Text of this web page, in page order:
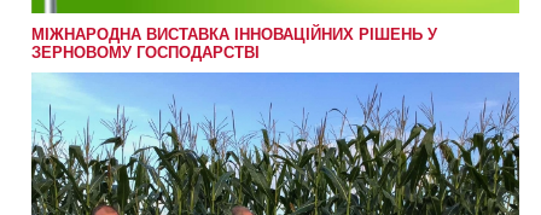
МІЖНАРОДНА ВИСТАВКА ІННОВАЦІЙНИХ РІШЕНЬ У
ЗЕРНОВОМУ ГОСПОДАРСТВІ